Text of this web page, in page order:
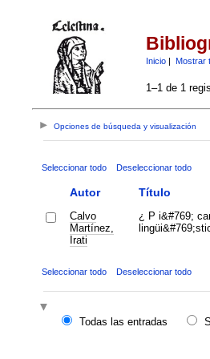
Inicio| Mostrar
1–1 de 1
Opciones de búsqueda y visualización
Seleccionar todo Deseleccionar todo
Autor Título
Calvo
Martínez,
Irati
¿ P i&#769;
Seleccionar todo Deseleccionar todo
Todas las entradas